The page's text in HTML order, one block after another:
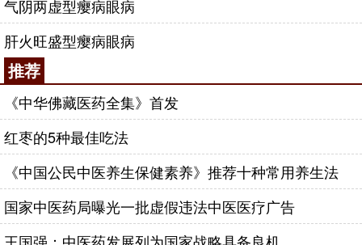
气阴两虚型瘿病眼病
肝火旺盛型瘿病眼病
推荐
《中华佛藏医药全集》首发
红枣的5种最佳吃法
《中国公民中医养生保健素养》推荐十种常用养生法
国家中医药局曝光一批虚假违法中医医疗广告